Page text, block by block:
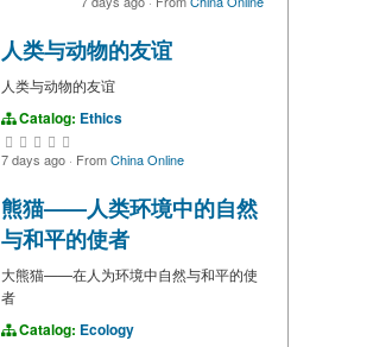
人类与动物的友谊
人类与动物的友谊
Catalog: Ethics
7 days ago · FromChina Online
熊猫——人类环境中的自然
与和平的使者
大熊猫——在人为环境中自然与和平的使
者
Catalog: Ecology